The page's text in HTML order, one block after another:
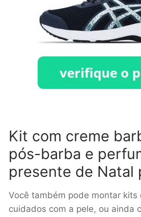
Kit com creme
pós-barba e
presente de Natal
Você também pode montar kits
cuidados com a pele, ou ainda